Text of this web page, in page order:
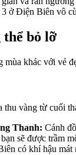
ở Điện Biên vô
thể bỏ lỡ
khác với vẻ
vàng từ cuối
Thanh: Cánh
sẽ được trầm
có khí hậu mát